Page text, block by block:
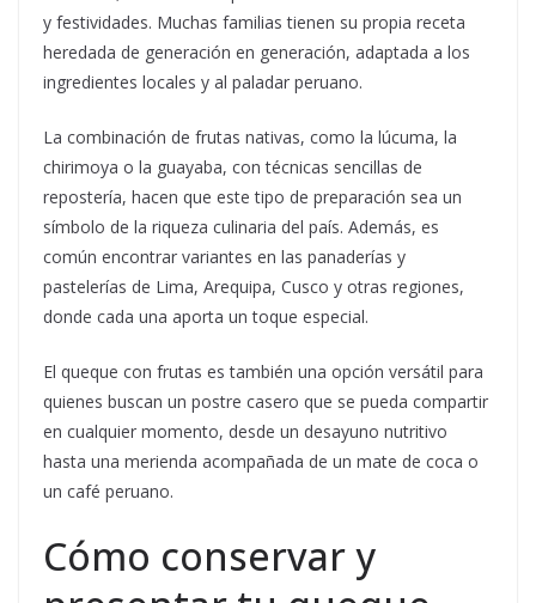
y festividades. Muchas familias tienen su propia receta
heredada de generación en generación, adaptada a los
ingredientes locales y al paladar peruano.
La combinación de frutas nativas, como la lúcuma, la
chirimoya o la guayaba, con técnicas sencillas de
repostería, hacen que este tipo de preparación sea un
símbolo de la riqueza culinaria del país. Además, es
común encontrar variantes en las panaderías y
pastelerías de Lima, Arequipa, Cusco y otras regiones,
donde cada una aporta un toque especial.
El queque con frutas es también una opción versátil para
quienes buscan un postre casero que se pueda compartir
en cualquier momento, desde un desayuno nutritivo
hasta una merienda acompañada de un mate de coca o
un café peruano.
Cómo conservar y